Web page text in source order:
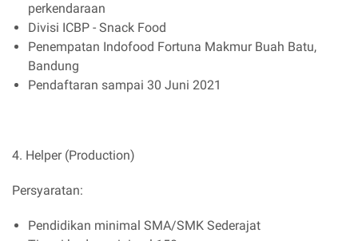
perkendaraan
Divisi ICBP - Snack Food
Penempatan Indofood Fortuna Makmur Buah Batu,
Bandung
Pendaftaran sampai 30 Juni 2021
4. Helper (Production)
Persyaratan:
Pendidikan minimal SMA/SMK Sederajat